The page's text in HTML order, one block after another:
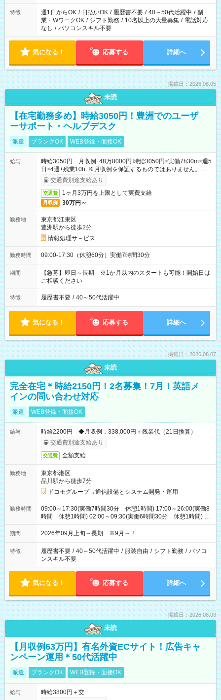
特徴 週1日からOK / 日払いOK / 履歴書不要 / 40～50代活躍中 / 副
業・WワークOK / シフト勤務 / 10名以上の大量募集 / 電話対応
なし / パソコンスキル不要
気になる！ 応募する 詳細へ
掲載日：2026.08.05
未読
【在宅勤務多め】時給3050円！豊洲でのユーザ
ーサポート・ヘルプデスク
派遣 ブランクOK WEB登録・面接OK
給与
時給3050円 月収例 48万8000円 時給3050円×実働7h30m×週5
日×4週+残業10h ※月収例を保証するものではありません。※給
与即受取りサービス利用可（利用条件有）
交通費別途支給あり
交通費 1ヶ月3万円を上限として実費支給
月収例 30万円～
勤務地
東京都江東区
豊洲駅から徒歩2分
情報処理サ－ビス
勤務時間 09:00-17:30（休憩60分）実働7時間30分
期間
【急募】即日～長期 ※1か月以内のスタートも可能！開始日は
ご相談ください
特徴 履歴書不要 / 40～50代活躍中
気になる！ 応募する 詳細へ
掲載日：2026.08.07
未読
完全在宅＊時給2150円！2名募集！7月！英語メ
インの問い合わせ対応
派遣 WEB登録・面接OK
給与
時給2200円 ◆月収例：338,000円＋残業代（21日換算）
交通費別途支給あり
交通費 全額支給
勤務地
東京都港区
品川駅から徒歩7分
ドコモグループ→通信設備とシステム開発・運用
勤務時間
09:00～17:30(実働7時間30分 休憩1時間) 17:00～26:00(実働8
時間 休憩1時間) 02:00～09:30(実働6時間30分 休憩1時間) ※
日勤は就業時間1/夜勤は就業時間2.3を連続で行って頂きます
期間 2026年09月上旬～長期 ※9月～！
特徴 履歴書不要 / 40～50代活躍中 / 服装自由 / シフト勤務 / パソコ
ンスキル不要
気になる！ 応募する 詳細へ
掲載日：2026.08.03
未読
【月収例63万円】有名外資ECサイト！広告キャ
ンペーン運用＊50代活躍中
派遣 ブランクOK WEB登録・面接OK
給与
時給3800円＋交